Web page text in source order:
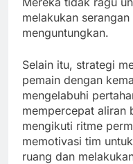
melakukan
menguntungkan.
Selain itu, strategi
pemain dengan
mengelabuhi
mempercepat aliran
mengikuti ritme
memotivasi tim
ruang dan